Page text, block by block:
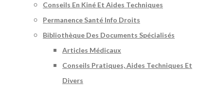
Conseils En Kiné Et Aides Techniques
Permanence Santé Info Droits
Bibliothèque Des Documents Spécialisés
Articles Médicaux
Conseils Pratiques, Aides Techniques Et
Divers